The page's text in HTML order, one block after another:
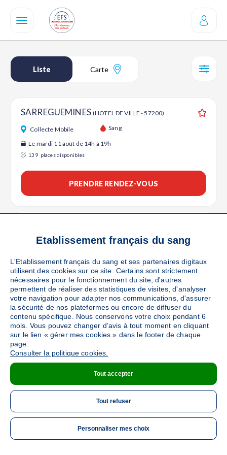
contenu
Liste Carte
ME
SARREGUEMINES (HOTEL DE VILLE - 57200)
Collecte Mobile Sang
Le mardi 11 août de 14h à 19h
139 places disponibles
PRENDRE RENDEZ-VOUS
Collecte Mobile Sang
Le mardi 08 septembre de 14h à 19h
Le mardi 13 octobre de 14h à 19h
178 places disponibles
PRENDRE RENDEZ-VOUS
Etablissement français du sang
L'Etablissement français du sang et ses partenaires digitaux
utilisent des cookies sur ce site. Certains sont strictement
nécessaires pour le fonctionnement du site, d'autres
permettent de réaliser des statistiques de visites, d'analyser
votre navigation pour adapter nos communications, d'assurer
la sécurité de nos plateformes ou encore de diffuser du
contenu spécifique. Nous conservons votre choix pendant 6
mois. Vous pouvez changer d’avis à tout moment en cliquant
sur le lien « gérer mes cookies » dans le footer de chaque
page.
Consulter la politique cookies.
Tout accepter
Tout refuser
Personnaliser mes choix